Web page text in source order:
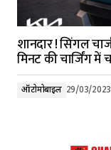
शानदार ! सिंगल
मिनट की चार्जिंग
ऑटोमोबाइल 29/03/2023